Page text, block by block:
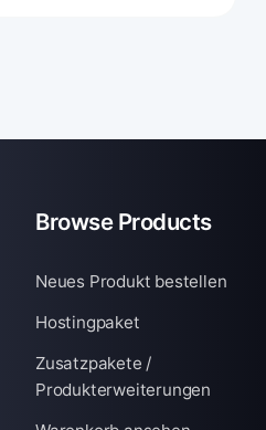
Browse Products
Neues Produkt bestellen
Hostingpaket
Zusatzpakete /
Produkterweiterungen